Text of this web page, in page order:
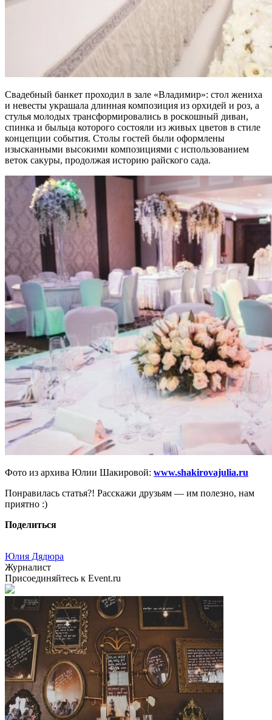
Свадебный банкет проходил в зале «Владимир»: стол жениха
и невесты украшала длинная композиция из орхидей и роз, а
стулья молодых трансформировались в роскошный диван,
спинка и быльца которого состояли из живых цветов в стиле
концепции события. Столы гостей были оформлены
изысканными высокими композициями с использованием
веток сакуры, продолжая историю райского сада.
Фото из архива Юлии Шакировой: www.shakirovajulia.ru
Понравилась статья?! Расскажи друзьям — им полезно, нам
приятно :)
Поделиться
Юлия Дядюра
Журналист
Присоединяйтесь к Event.ru